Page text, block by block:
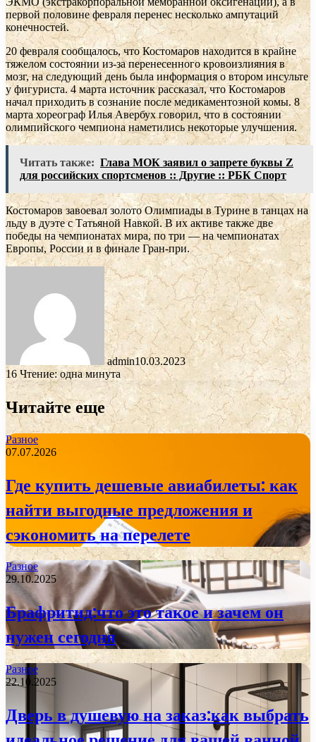
первой половине февраля перенес несколько ампутаций
конечностей.
20 февраля сообщалось, что Костомаров находится в крайне
тяжелом состоянии из-за перенесенного кровоизлияния в
мозг, на следующий день была информация о втором инсульте
у фигуриста. 4 марта источник рассказал, что Костомаров
начал приходить в сознание после медикаментозной комы. 8
марта хореограф Илья Авербух говорил, что в состоянии
олимпийского чемпиона наметились некоторые улучшения.
Читать также: Глава МОК заявил о запрете буквы Z
для российских спортсменов :: Другие :: РБК Спорт
Костомаров завоевал золото Олимпиады в Турине в танцах на
льду в дуэте с Татьяной Навкой. В их активе также две
победы на чемпионатах мира, по три — на чемпионатах
Европы, России и в финале Гран-при.
admin10.03.2023
16 Чтение: одна минута
Читайте еще
Разное
07.07.2026
Где купить дешевые авиабилеты: как
найти выгодные предложения и
сэкономить на перелете
Разное
29.10.2025
Брафритид:что это такое и зачем он
нужен сегодня
Разное
22.10.2025
Дверь в душевую на заказ:как выбрать